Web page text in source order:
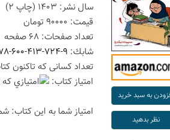
سال نشر: 1403 (چاپ 2
)
قیمت: 90000 تومان
تعداد صفحات: 68 صفحه
شابك: 600-413-724-9
تعداد كسانی كه تاكنون كتاب
امتیاز كتاب:
امتیاز شما به این كتاب: